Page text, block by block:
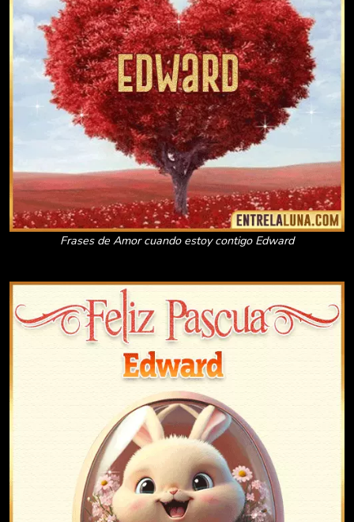
Frases de Amor cuando estoy contigo Edward